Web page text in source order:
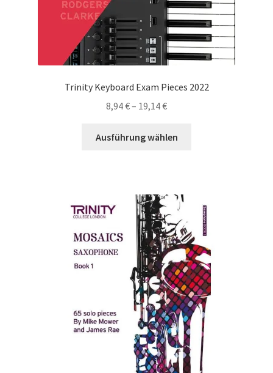
Trinity Keyboard Exam Pieces 2022
8,94€– 19,14€Preisspanne:
bis
Ausführung wählen
auf.
Die
Optionen
können
auf
der
Produktseite
gewählt
werden